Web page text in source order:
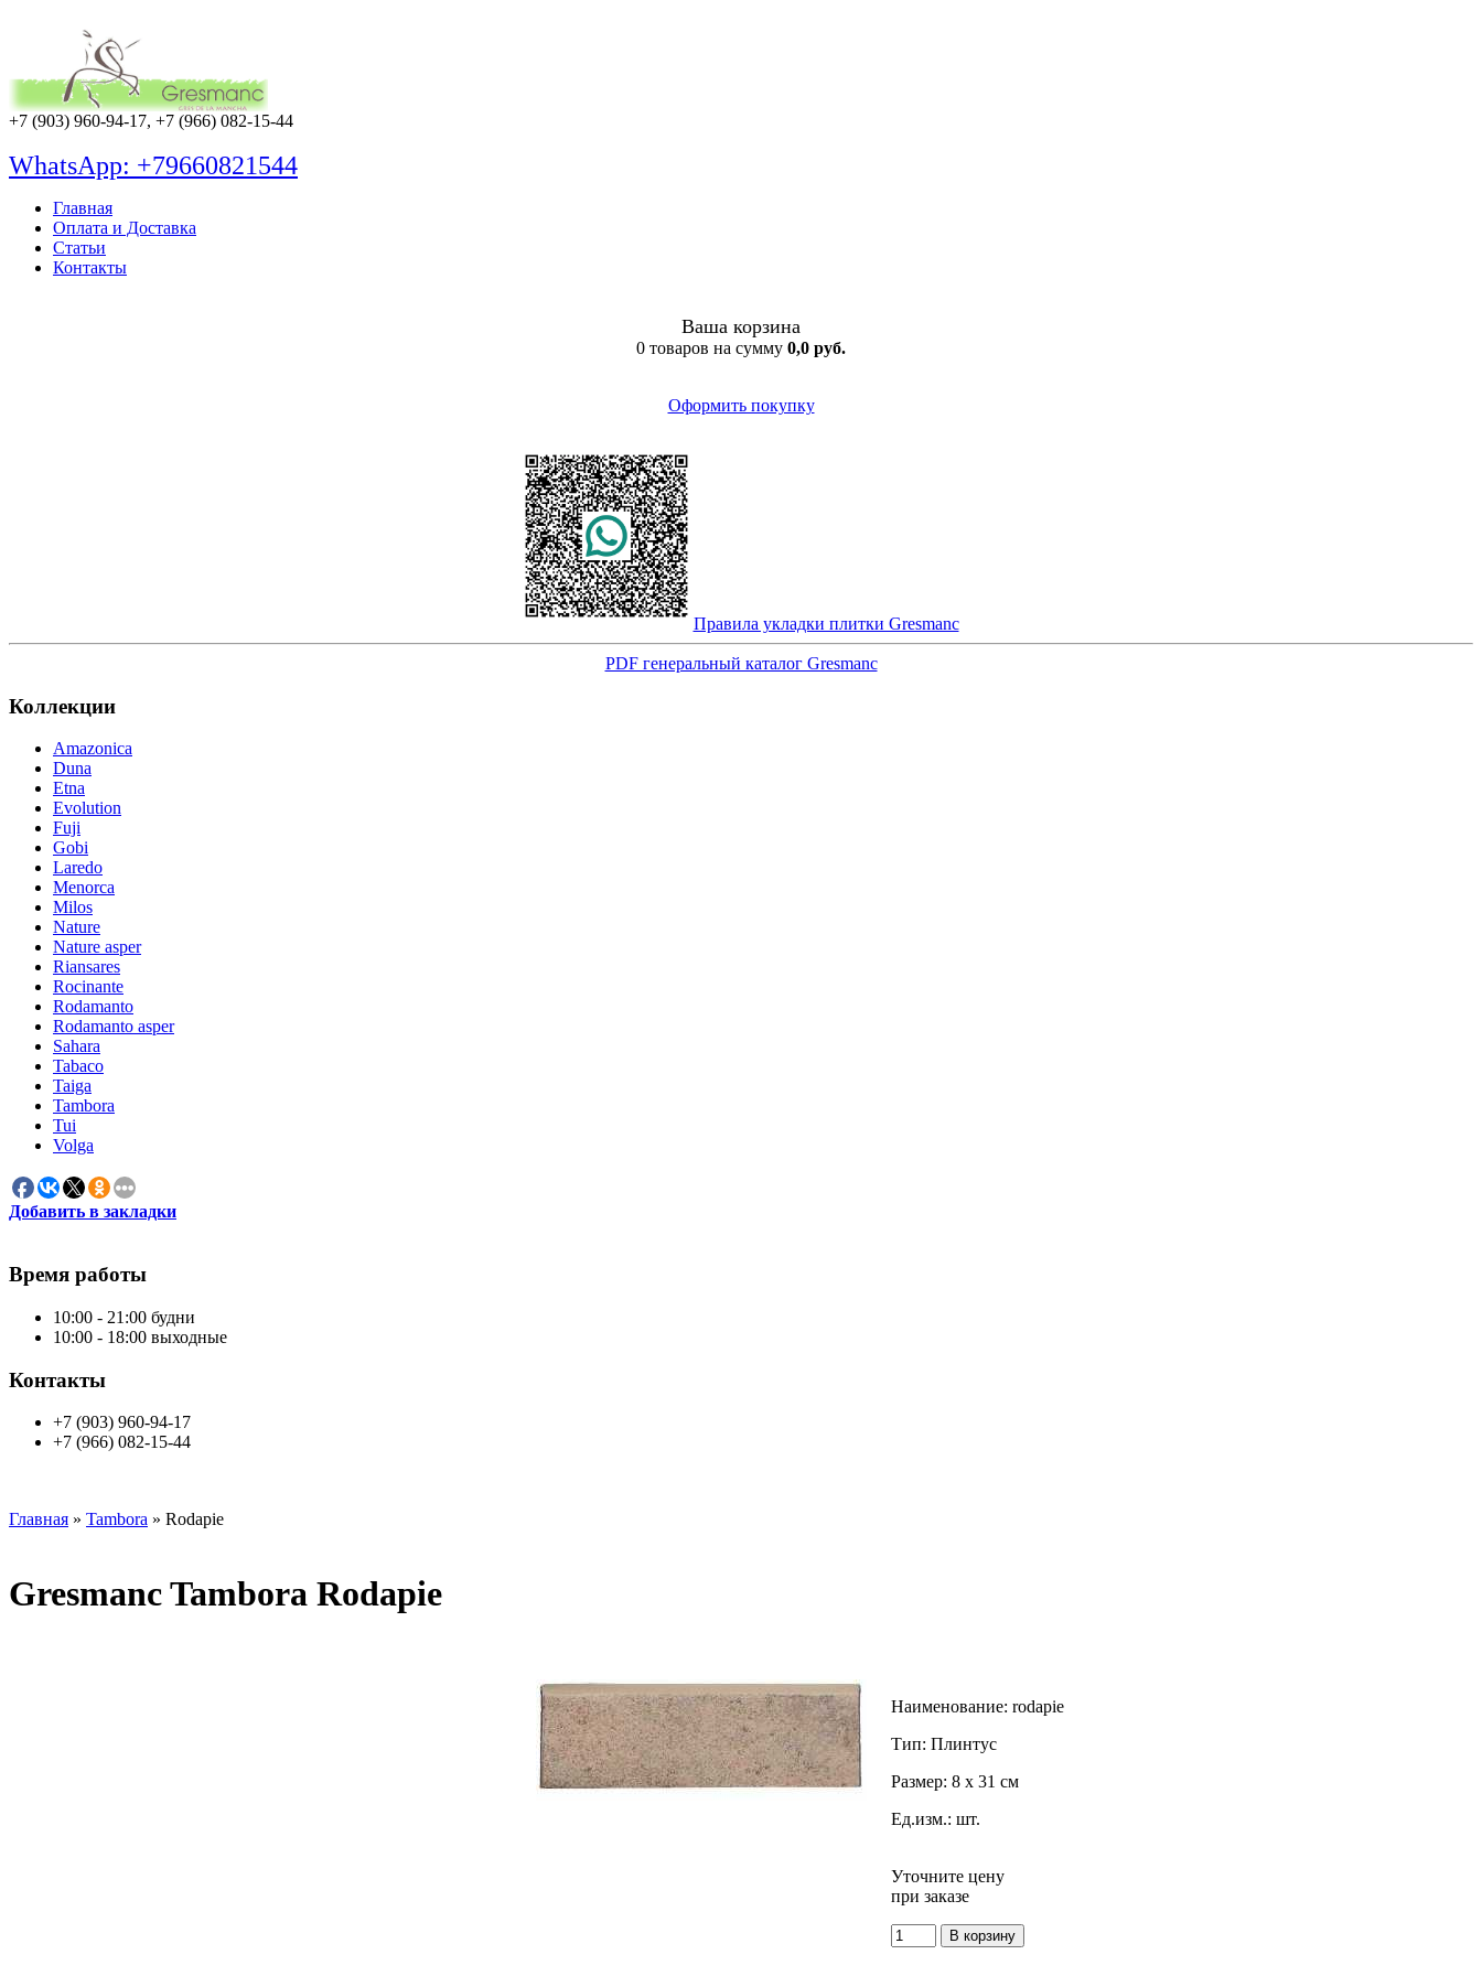
+7 (903) 960-94-17, +7 (966) 082-15-44
WhatsApp: +79660821544
Главная
Оплата и Доставка
Статьи
Контакты
Ваша корзина
0 товаров на сумму 0,0 руб.
Оформить покупку
Правила укладки плитки Gresmanc
PDF генеральный каталог Gresmanc
Коллекции
Amazonica
Duna
Etna
Evolution
Fuji
Gobi
Laredo
Menorca
Milos
Nature
Nature asper
Riansares
Rocinante
Rodamanto
Rodamanto asper
Sahara
Tabaco
Taiga
Tambora
Tui
Volga
Добавить в закладки
Время работы
10:00 - 21:00 будни
10:00 - 18:00 выходные
Контакты
+7 (903) 960-94-17
+7 (966) 082-15-44
Главная » Tambora » Rodapie
Gresmanc Tambora Rodapie
Наименование: rodapie
Тип: Плинтус
Размер: 8 x 31 см
Ед.изм.: шт.
Уточните цену
при заказе